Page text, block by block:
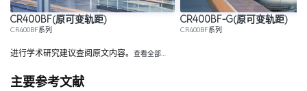
CR400BF(原可变轨距)
CR400BF系列
CR400BF-G(原可变轨距)
CR400BF系列
进行学术研究建议查阅原文内容。 查看全部…
主要参考文献